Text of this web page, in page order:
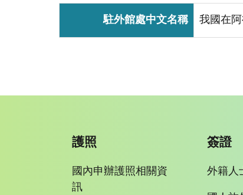
駐外館處中文名稱 我國在
護照
國內申辦護照相關資
訊
簽證
外籍人